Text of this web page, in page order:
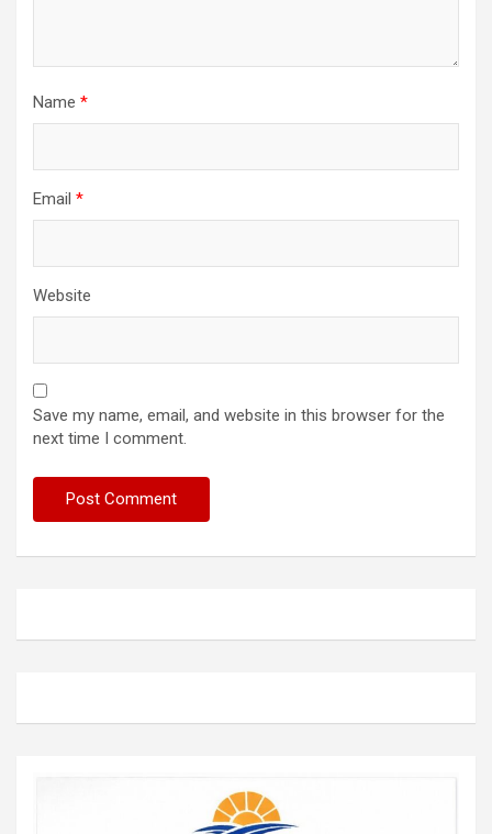
Name *
Email *
Website
Save my name, email, and website in this browser for the
next time I comment.